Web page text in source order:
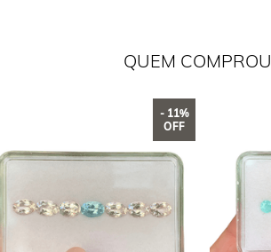
QUEM COMPROU
- 11%
OFF